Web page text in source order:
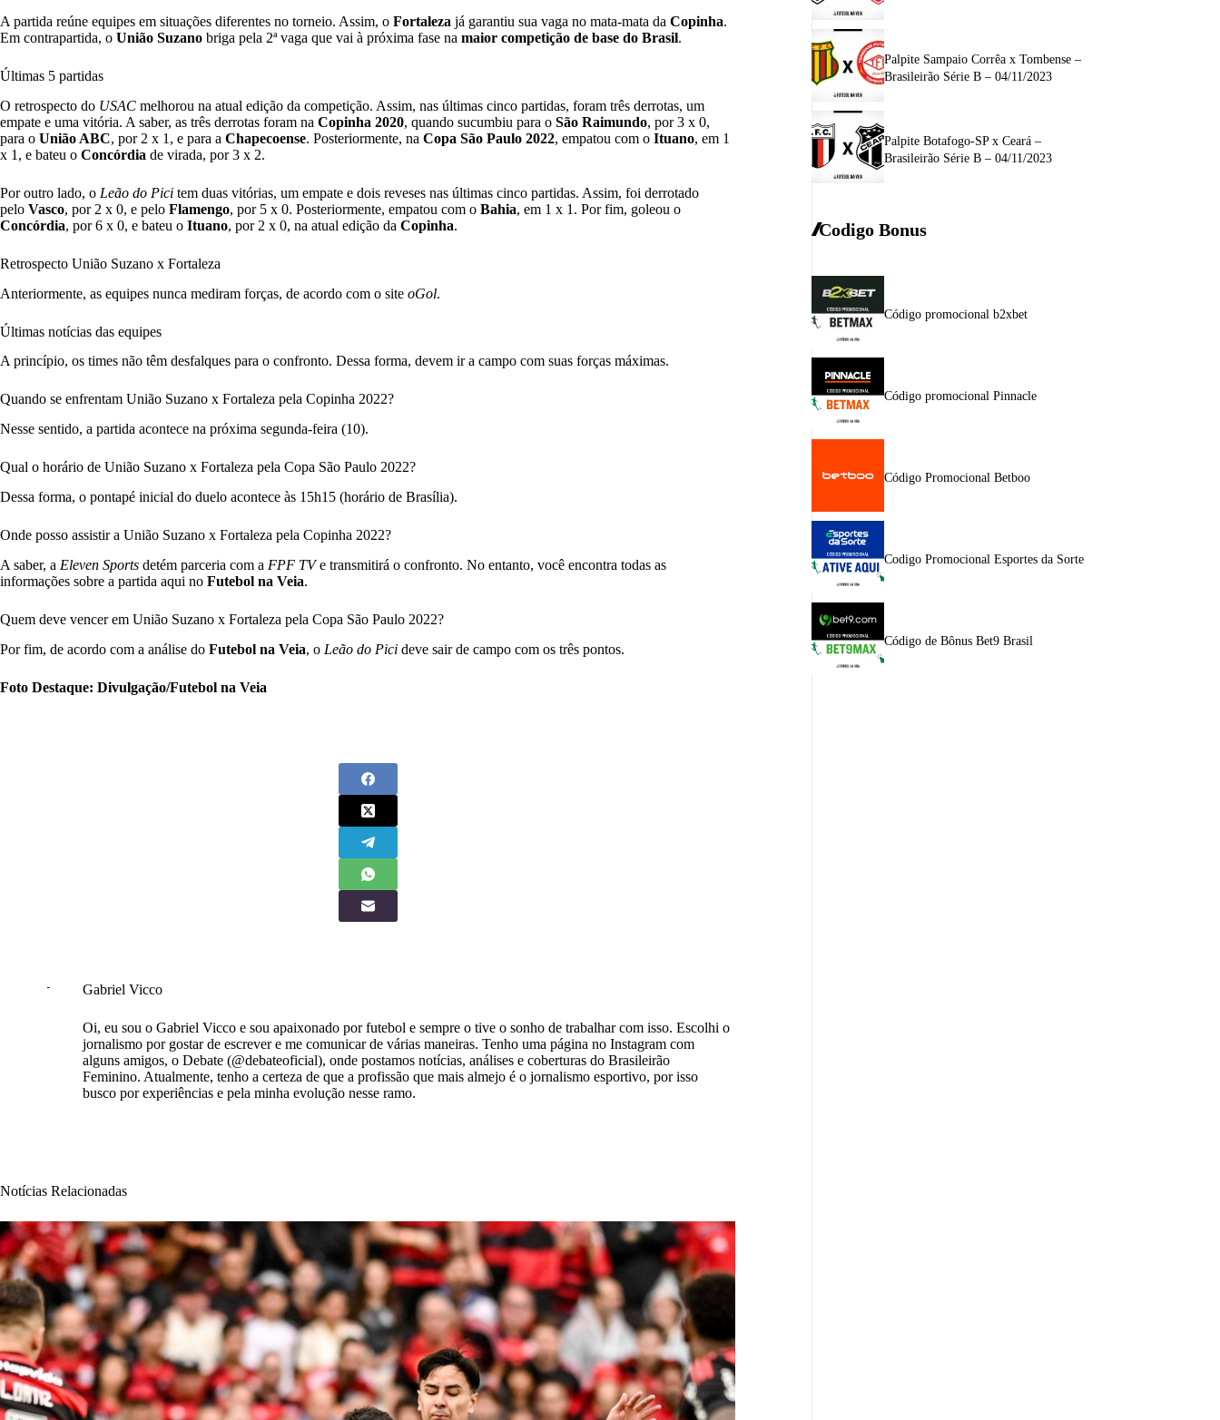
A partida reúne equipes em situações diferentes no torneio. Assim, o Fortaleza já garantiu sua vaga no mata-mata da Copinha.
Em contrapartida, o União Suzano briga pela 2ª vaga que vai à próxima fase na maior competição de base do Brasil.
Últimas 5 partidas
O retrospecto do USAC melhorou na atual edição da competição. Assim, nas últimas cinco partidas, foram três derrotas, um
empate e uma vitória. A saber, as três derrotas foram na Copinha 2020, quando sucumbiu para o São Raimundo, por 3 x 0,
para o União ABC, por 2 x 1, e para a Chapecoense. Posteriormente, na Copa São Paulo 2022, empatou com o Ituano, em 1
x 1, e bateu o Concórdia de virada, por 3 x 2.
Por outro lado, o Leão do Pici tem duas vitórias, um empate e dois reveses nas últimas cinco partidas. Assim, foi derrotado
pelo Vasco, por 2 x 0, e pelo Flamengo, por 5 x 0. Posteriormente, empatou com o Bahia, em 1 x 1. Por fim, goleou o
Concórdia, por 6 x 0, e bateu o Ituano, por 2 x 0, na atual edição da Copinha.
Retrospecto União Suzano x Fortaleza
Anteriormente, as equipes nunca mediram forças, de acordo com o site oGol.
Últimas notícias das equipes
A princípio, os times não têm desfalques para o confronto. Dessa forma, devem ir a campo com suas forças máximas.
Quando se enfrentam União Suzano x Fortaleza pela Copinha 2022?
Nesse sentido, a partida acontece na próxima segunda-feira (10).
Qual o horário de União Suzano x Fortaleza pela Copa São Paulo 2022?
Dessa forma, o pontapé inicial do duelo acontece às 15h15 (horário de Brasília).
Onde posso assistir a União Suzano x Fortaleza pela Copinha 2022?
A saber, a Eleven Sports detém parceria com a FPF TVe transmitirá o confronto. No entanto, você encontra todas as
informações sobre a partida aqui no Futebol na Veia.
Quem deve vencer em União Suzano x Fortaleza pela Copa São Paulo 2022?
Por fim, de acordo com a análise do Futebol na Veia, o Leão do Pici deve sair de campo com os três pontos.
Foto Destaque: Divulgação/Futebol na Veia
Gabriel Vicco
Oi, eu sou o Gabriel Vicco e sou apaixonado por futebol e sempre o tive o sonho de trabalhar com isso. Escolhi o
jornalismo por gostar de escrever e me comunicar de várias maneiras. Tenho uma página no Instagram com
alguns amigos, o Debate (@debateoficial), onde postamos notícias, análises e coberturas do Brasileirão
Feminino. Atualmente, tenho a certeza de que a profissão que mais almejo é o jornalismo esportivo, por isso
busco por experiências e pela minha evolução nesse ramo.
Notícias Relacionadas
Palpite Sampaio Corrêa x Tombense –
Brasileirão Série B – 04/11/2023
Palpite Botafogo-SP x Ceará –
Brasileirão Série B – 04/11/2023
Codigo Bonus
Código promocional b2xbet
Código promocional Pinnacle
Código Promocional Betboo
Codigo Promocional Esportes da Sorte
Código de Bônus Bet9 Brasil